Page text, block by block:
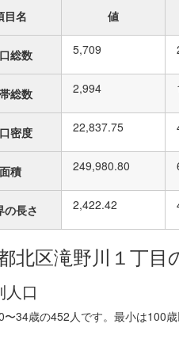
目名 値
総数 5,709
総数 2,994
密度 22,837.75
面積 249,980.80
の長さ 2,422.42
北区滝野川１丁目
人口
〜34歳の452人です。最小は100歳